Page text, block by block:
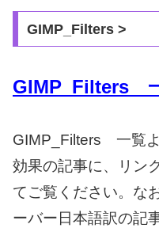
GIMP_Filters >
GIMP_Filters
GIMP_Filters 一覧
効果の記事に、リン
てご覧ください。な
ーバー日本語訳の記